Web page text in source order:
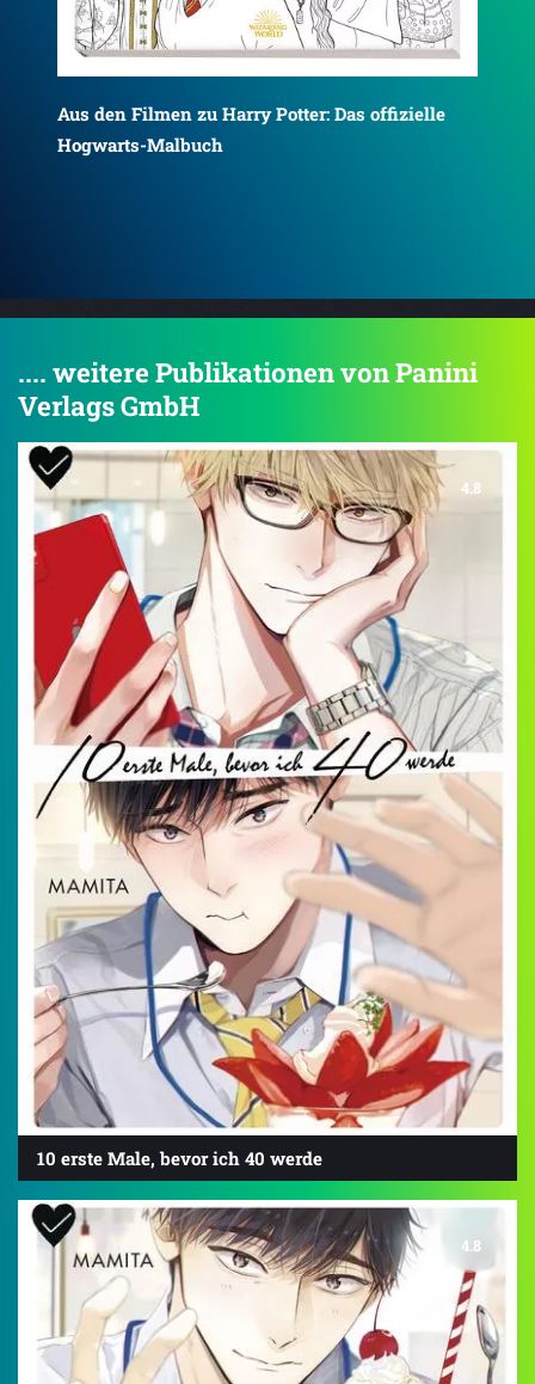
Halloween-Countdown
.... weitere Publikationen von Panini
Verlags GmbH
4.8
10 erste Male, bevor ich 40 werde
4.8